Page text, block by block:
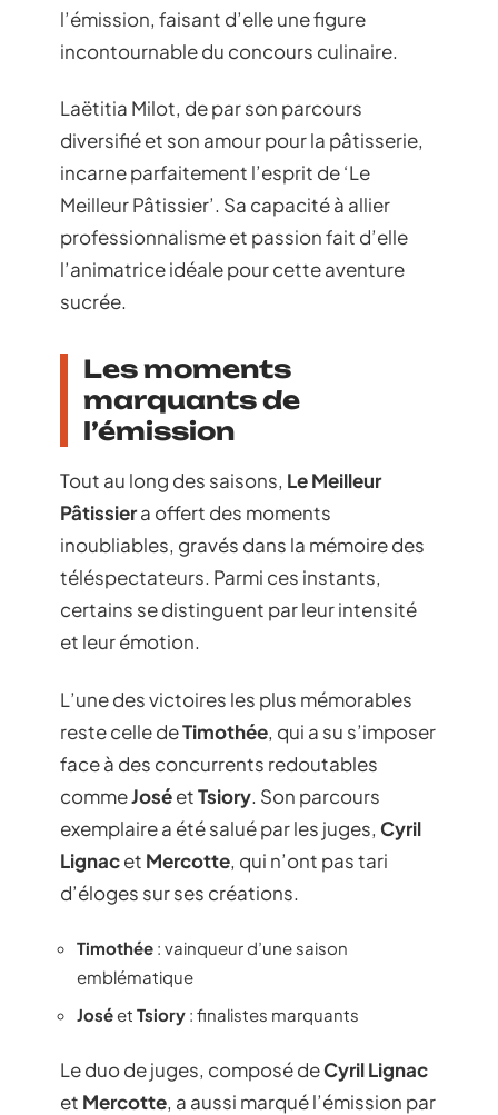
l’émission, faisant d’elle une figure
incontournable du concours culinaire.
Laëtitia Milot, de par son parcours
diversifié et son amour pour la pâtisserie,
incarne parfaitement l’esprit de ‘Le
Meilleur Pâtissier’. Sa capacité à allier
professionnalisme et passion fait d’elle
l’animatrice idéale pour cette aventure
sucrée.
Les moments
marquants de
l’émission
Tout au long des saisons, Le Meilleur
Pâtissiera offert des moments
inoubliables, gravés dans la mémoire des
téléspectateurs. Parmi ces instants,
certains se distinguent par leur intensité
et leur émotion.
L’une des victoires les plus mémorables
reste celle deTimothée, qui a su s’imposer
face à des concurrents redoutables
commeJoséetTsiory. Son parcours
exemplaire a été salué par les juges, Cyril
Lignacet Mercotte, qui n’ont pas tari
d’éloges sur ses créations.
Timothée : vainqueur d’une saison
emblématique
Joséet Tsiory : finalistes marquants
Le duo de juges, composé deCyril Lignac
et Mercotte, a aussi marqué l’émission par